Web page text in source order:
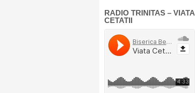
RADIO TRINITAS – VIATA
CETATII